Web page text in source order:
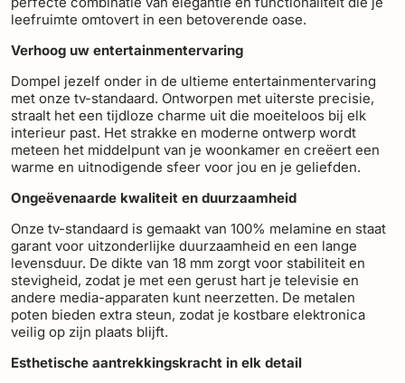
leefruimte omtovert in een betoverende oase.
Verhoog uw entertainmentervaring
Dompel jezelf onder in de ultieme entertainmentervaring
met onze tv-standaard. Ontworpen met uiterste precisie,
straalt het een tijdloze charme uit die moeiteloos bij elk
interieur past. Het strakke en moderne ontwerp wordt
meteen het middelpunt van je woonkamer en creëert een
warme en uitnodigende sfeer voor jou en je geliefden.
Ongeëvenaarde kwaliteit en duurzaamheid
Onze tv-standaard is gemaakt van 100% melamine en staat
garant voor uitzonderlijke duurzaamheid en een lange
levensduur. De dikte van 18 mm zorgt voor stabiliteit en
stevigheid, zodat je met een gerust hart je televisie en
andere media-apparaten kunt neerzetten. De metalen
poten bieden extra steun, zodat je kostbare elektronica
veilig op zijn plaats blijft.
Esthetische aantrekkingskracht in elk detail